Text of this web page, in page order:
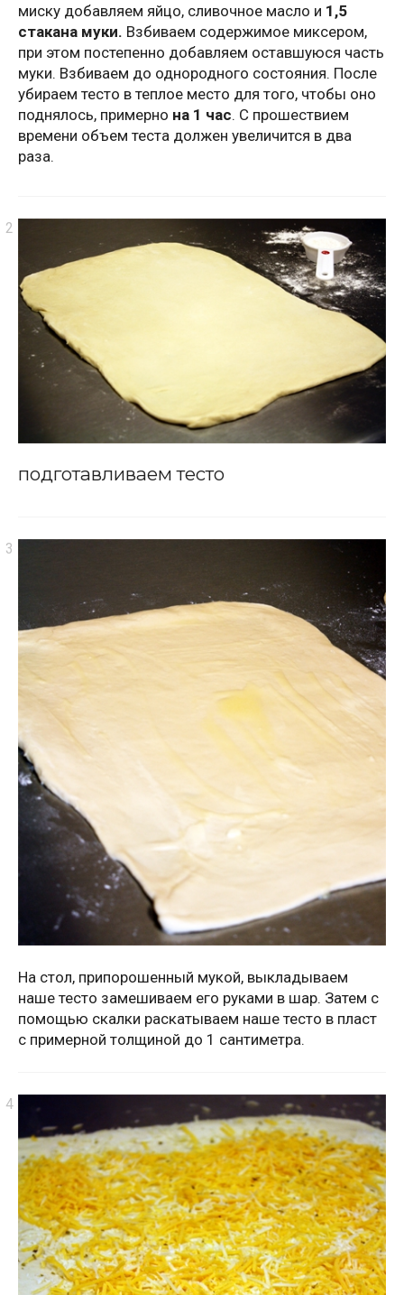
миску добавляем яйцо, сливочное масло и 1,5
стакана муки. Взбиваем содержимое миксером,
при этом постепенно добавляем оставшуюся часть
муки. Взбиваем до однородного состояния. После
убираем тесто в теплое место для того, чтобы оно
поднялось, примерно на 1 час. С прошествием
времени объем теста должен увеличится в два
раза.
подготавливаем тесто
На стол, припорошенный мукой, выкладываем
наше тесто замешиваем его руками в шар. Затем с
помощью скалки раскатываем наше тесто в пласт
с примерной толщиной до 1 сантиметра.